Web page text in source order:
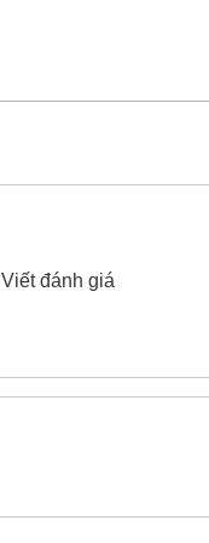
Viết đánh giá